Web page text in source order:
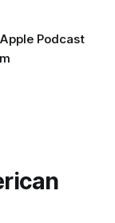
Apple Podcast